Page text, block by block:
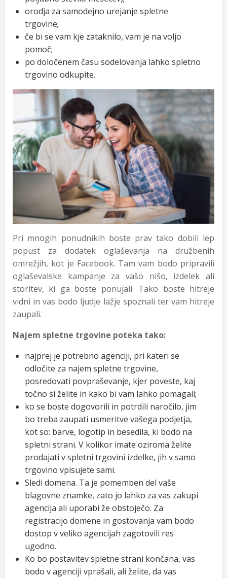
orodja za samodejno urejanje spletne
trgovine;
če bi se vam kje zataknilo, vam je na voljo
pomoč;
po določenem času sodelovanja lahko spletno
trgovino odkupite.
Pri mnogih ponudnikih boste prav tako dobili lep
popust za dodatek oglaševanja na družbenih
omrežjih, kot je Facebook. Tam vam bodo pripravili
oglaševalske kampanje za vašo nišo, izdelek ali
storitev, ki ga boste ponujali. Tako boste hitreje
vidni in vas bodo ljudje lažje spoznali ter vam hitreje
zaupali.
Najem spletne trgovine poteka tako:
najprej je potrebno agenciji, pri kateri se
odločite za najem spletne trgovine,
posredovati povpraševanje, kjer poveste, kaj
točno si želite in kako bi vam lahko pomagali;
ko se boste dogovorili in potrdili naročilo, jim
bo treba zaupati usmeritve vašega podjetja,
kot so: barve, logotip in besedila, ki bodo na
spletni strani. V kolikor imate oziroma želite
prodajati v spletni trgovini izdelke, jih v samo
trgovino vpisujete sami.
Sledi domena. Ta je pomemben del vaše
blagovne znamke, zato jo lahko za vas zakupi
agencija ali uporabi že obstoječo. Za
registracijo domene in gostovanja vam bodo
dostop v veliko agencijah zagotovili res
ugodno.
Ko bo postavitev spletne strani končana, vas
bodo v agenciji vprašali, ali želite, da vas